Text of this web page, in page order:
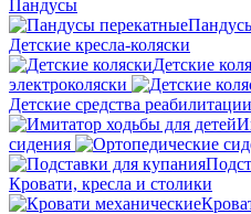
Пандусы
Детские кресла-коляски
Детские
электроколяски
Детские средства реабилитации
сидения
Кровати, кресла и столики